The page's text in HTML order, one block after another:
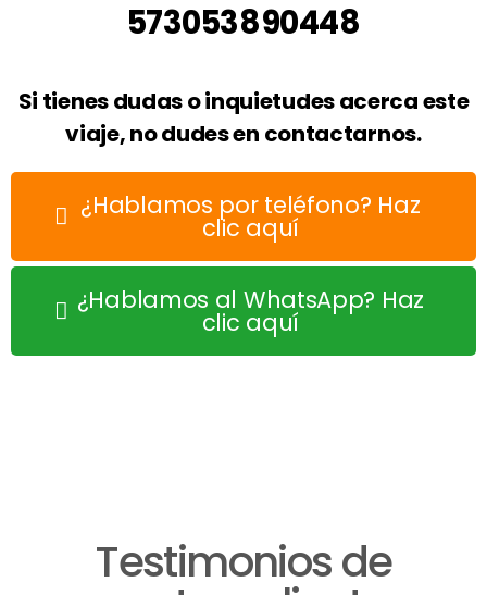
573053890448
Si tienes dudas o inquietudes acerca este
viaje, no dudes en contactarnos.
¿Hablamos por teléfono? Haz
clic aquí
¿Hablamos al WhatsApp? Haz
clic aquí
Testimonios de